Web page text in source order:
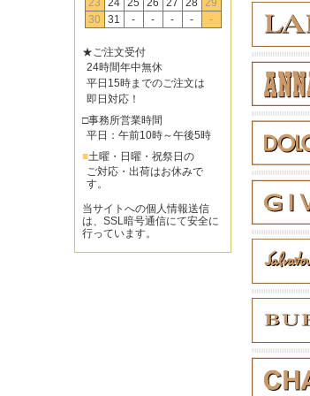
23 24 25 26 27 28 29
30
31 - - - - -
★ご注文受付
24時間年中無休
平日15時までのご注文は
即日対応！
□事務所営業時間
平日：午前10時～午後5時
■土曜・日曜・祝祭日の
ご対応・出荷はお休みで
す。
当サイトへの個人情報送信
は、SSL暗号通信にて安全に
行っています。